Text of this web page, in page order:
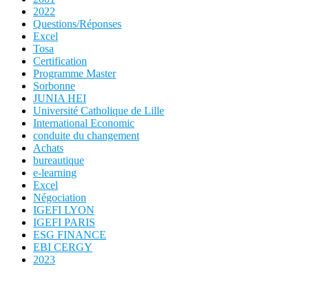
2022
Questions/Réponses
Excel
Tosa
Certification
Programme Master
Sorbonne
JUNIA HEI
Université Catholique de Lille
International Economic
conduite du changement
Achats
bureautique
e-learning
Excel
Négociation
IGEFI LYON
IGEFI PARIS
ESG FINANCE
EBI CERGY
2023